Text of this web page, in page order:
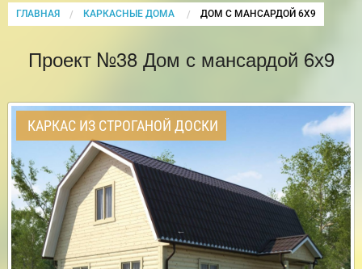
ГЛАВНАЯ КАРКАСНЫЕ ДОМА CURRENT:
ДОМ С МАНСАРДОЙ 6Х9
Проект №38 Дом с мансардой 6х9
КАРКАС ИЗ СТРОГАНОЙ ДОСКИ